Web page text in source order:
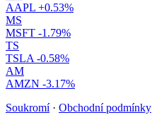
AAPL +0.53%
MS
MSFT -1.79%
TS
TSLA -0.58%
AM
AMZN -3.17%
Soukromí · Obchodní podmínky